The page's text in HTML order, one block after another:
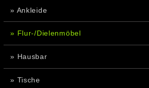
» Ankleide
» Flur-/Dielenmöbel
» Hausbar
» Tische